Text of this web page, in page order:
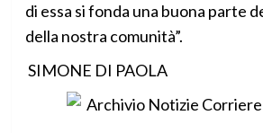
di essa si fonda una buona parte
della nostra comunità”.
SIMONE DI PAOLA